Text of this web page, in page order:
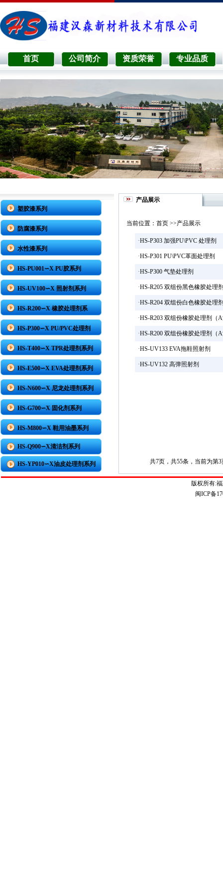
首页 公司简介 资质荣誉 专业品质
塑胶漆系列
防腐漆系列
水性漆系列
HS-PU001∽X PU胶系列
HS-UV100∽X 照射剂系列
HS-R200∽X 橡胶处理剂系
HS-P300∽X PU/PVC处理剂
HS-T400∽X TPR处理剂系列
HS-E500∽X EVA处理剂系列
HS-N600∽X 尼龙处理剂系列
HS-G700∽X 固化剂系列
HS-M800∽X 鞋用油墨系列
HS-Q900∽X清洁剂系列
HS-YP010∽X油皮处理剂系列
产品展示
当前位置：首页 >>产品展示
·HS-P303 加强PU\PVC 处理剂
·HS-P301 PU\PVC革面处理剂
·HS-P300 气垫处理剂
·HS-R205 双组份黑色橡胶处理
·HS-R204 双组份白色橡胶处理
·HS-R203 双组份橡胶处理剂（
·HS-R200 双组份橡胶处理剂（
·HS-UV133 EVA拖鞋照射剂
·HS-UV132 高弹照射剂
共7页，共55条，当前为第
版权所有:
闽ICP备